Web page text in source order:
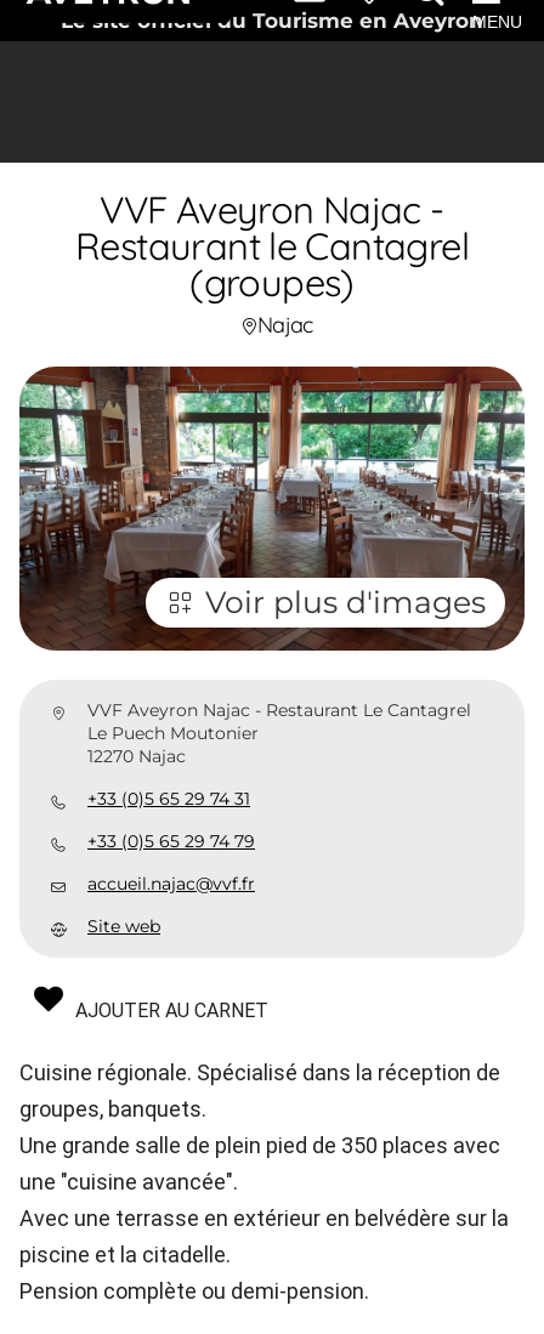
Le site officiel du Tourisme en AveyronMENU
VVF Aveyron Najac -
Restaurant le Cantagrel
(groupes)
Najac
Voir plus d'images
VVF Aveyron Najac - Restaurant Le Cantagrel
Le Puech Moutonier
12270 Najac
+33 (0)5 65 29 74 31
+33 (0)5 65 29 74 79
accueil.najac@vvf.fr
Site web
AJOUTER AU CARNET
Cuisine régionale. Spécialisé dans la réception de
groupes, banquets.
Une grande salle de plein pied de 350 places avec
une "cuisine avancée".
Avec une terrasse en extérieur en belvédère sur la
piscine et la citadelle.
Pension complète ou demi-pension.